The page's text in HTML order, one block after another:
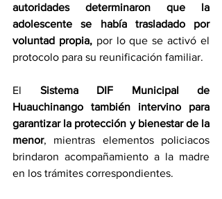
autoridades determinaron que la
adolescente se había trasladado por
voluntad propia, por lo que se activó el
protocolo para su reunificación familiar.
El Sistema DIF Municipal de
Huauchinango también intervino para
garantizar la protección y bienestar de la
menor, mientras elementos policiacos
brindaron acompañamiento a la madre
en los trámites correspondientes.